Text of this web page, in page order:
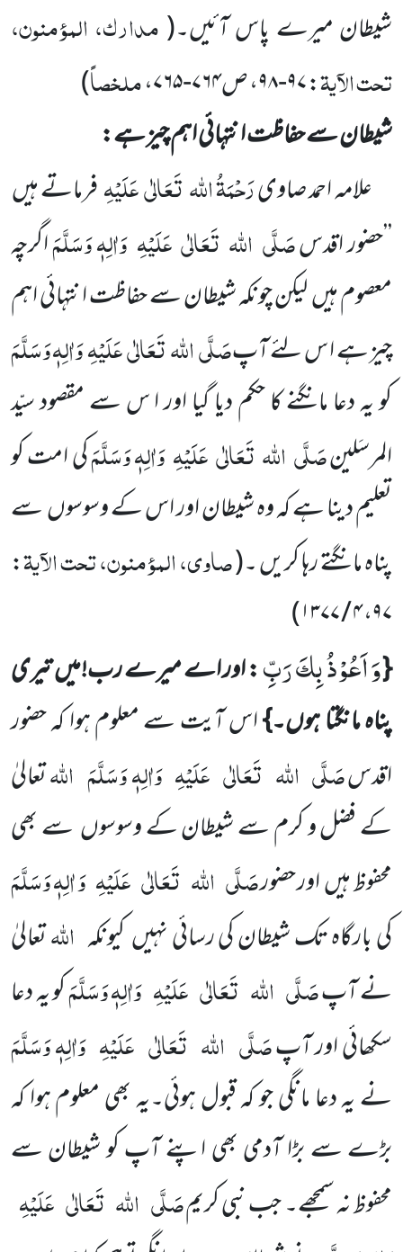
شیطان میرےپاس آئیں۔(مدارک، المؤمنون،
تحت الآیۃ:۹۷-۹۸ ، ص۷۶۴-۷۶۵ ،ملخصاً)
شیطان سے حفاظت انتہائی اہم چیز ہے:
علامہ احمد صاویرَحْمَۃُ اللہتَعَالٰیعَلَیْہِفرماتے ہیں
’’حضور اقدسصَلَّی اللہ تَعَالٰیعَلَیْہِ وَاٰلِہٖ وَسَلَّمَاگرچہ
معصوم ہیںلیکنچونکہ شیطان سے حفاظت انتہائی اہم
چیز ہے ا س لئے آپصَلَّیاللہتَعَالٰیعَلَیْہِوَاٰلِہٖ وَسَلَّمَ
کو یہ دعا مانگنے کا حکم دیا گیا اور ا سسے مقصود سیّد
المرسَلینصَلَّی اللہتَعَالٰیعَلَیْہِوَاٰلِہٖ وَسَلَّمَکی امت کو
تعلیم دینا ہے کہ وہ شیطان اور اس کے وسوسوںسے
پناہمانگتے رہا کریں ۔(صاوی، المؤمنون، تحت الآیۃ:
۹۷،۴ / ۱۳۷۷
)
{وَ اَعُوْذُ بِكَ رَبِّ: اور اے میرے رب!میں تیری
پناہ مانگتا ہوں۔}اس آیت سے معلوم ہوا کہ حضور
اقدسصَلَّی اللہ تَعَالٰی عَلَیْہِ وَاٰلِہٖ وَسَلَّمَ اللہتعالیٰ
کے فضل و کرم سے شیطان کے وسوسوں سے بھی
محفوظ ہیں اور حضورصَلَّی اللہ تَعَالٰی عَلَیْہِ وَاٰلِہٖ وَسَلَّمَ
کی بارگاہ تک شیطان کی رسائی نہیں کیونکہ اللہتعالیٰ
نے آپصَلَّی اللہ تَعَالٰی عَلَیْہِ وَاٰلِہٖ وَسَلَّمَکو یہ دعا
سکھائی اور آپصَلَّی اللہ تَعَالٰی عَلَیْہِ وَاٰلِہٖ وَسَلَّمَ
نے یہ دعا مانگی جو کہ قبول ہوئی۔یہ بھی معلوم ہوا کہ
بڑے سے بڑا آدمی بھی اپنے آپ کو شیطان سے
محفوظ نہ سمجھے۔ جب نبی کریمصَلَّی اللہ تَعَالٰی عَلَیْہِ